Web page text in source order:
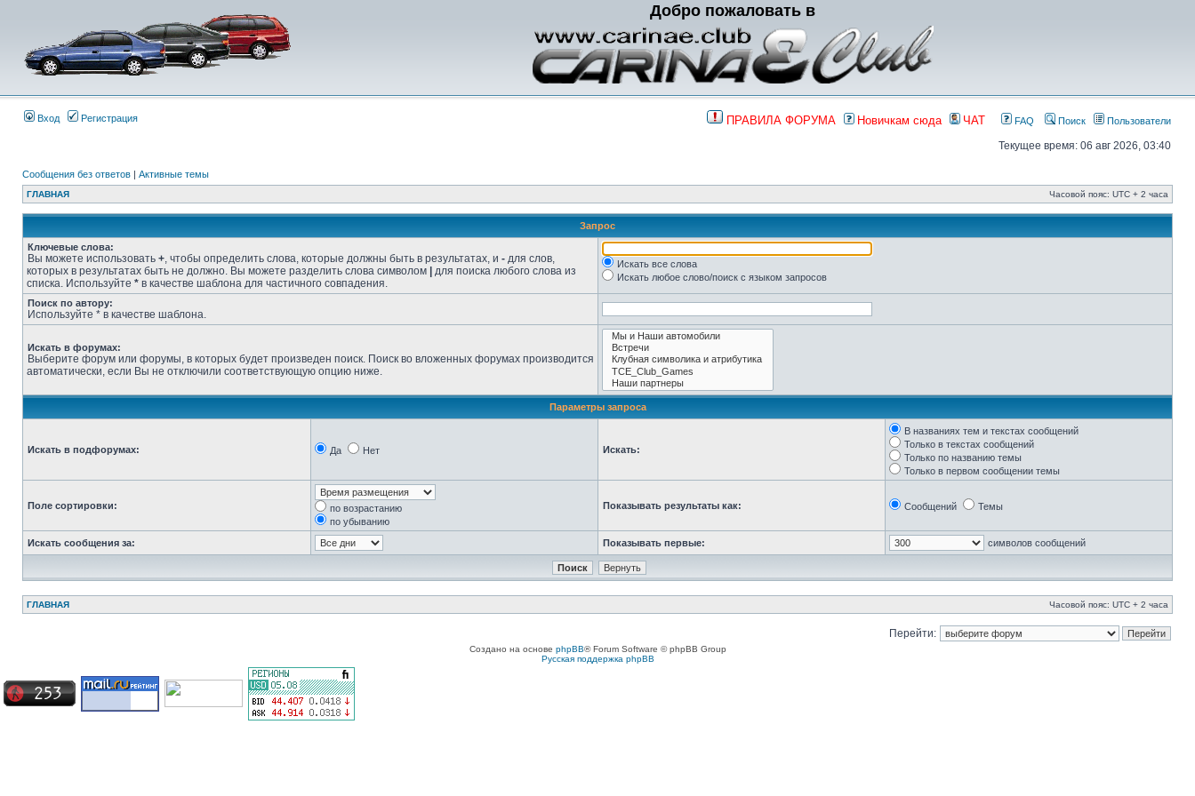
Добро пожаловать в
Вход Регистрация ПРАВИЛА ФОРУМА Новичкам сюда ЧАТ FAQ Поиск Пользователи
Текущее время: 06 авг 2026, 03:40
Сообщения без ответов | Активные темы
ГЛАВНАЯ Часовой пояс: UTC + 2 часа
Запрос
Ключевые слова:
Вы можете использовать +, чтобы определить слова, которые должны быть в результатах, и - для слов,
которых в результатах быть не должно. Вы можете разделить слова символом
для поиска любого слова из
списка. Используйте * в качестве шаблона для частичного совпадения.
Искать все слова
Искать любое слово/поиск с языком запросов
Поиск по автору:
Используйте * в качестве шаблона.
Искать в форумах:
Выберите форум или форумы, в которых будет произведен поиск. Поиск во вложенных форумах производится
автоматически, если Вы не отключили соответствующую опцию ниже.
Параметры запроса
Искать в подфорумах: Да Нет Искать:
В названиях тем и текстах сообщений
Только в текстах сообщений
Только по названию темы
Только в первом сообщении темы
Поле сортировки:
по возрастанию
по убыванию
Показывать результаты как: Сообщений Темы
Искать сообщения за: Показывать первые: символов сообщений
ГЛАВНАЯ Часовой пояс: UTC + 2 часа
Перейти:
Создано на основе phpBB® Forum Software © phpBB Group
Русская поддержка phpBB